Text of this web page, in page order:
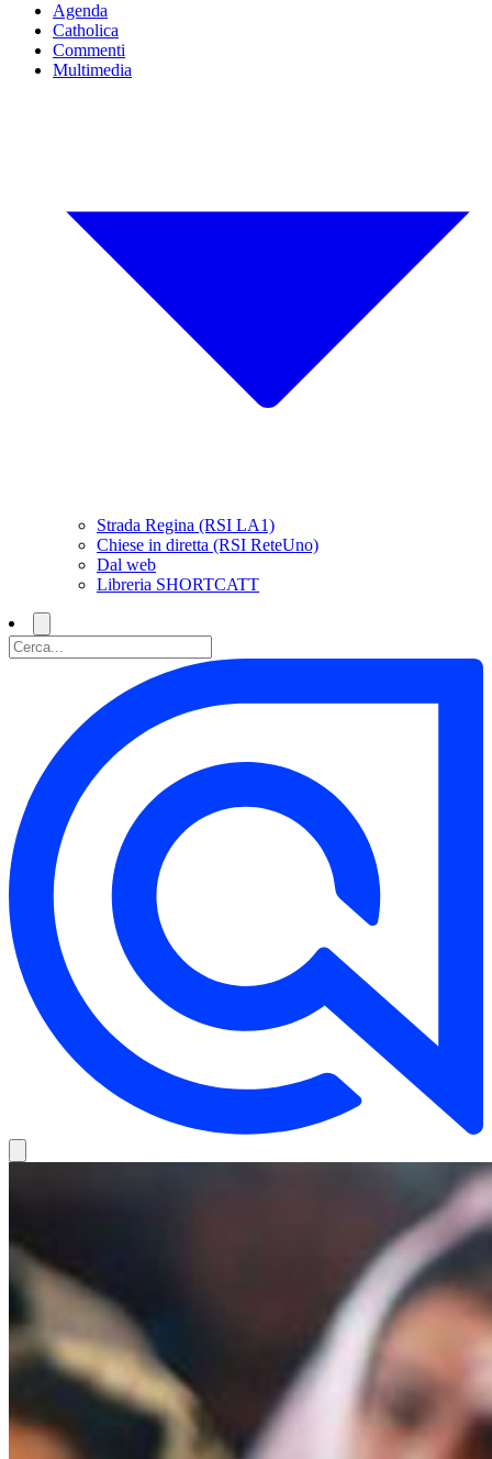
Agenda
Catholica
Commenti
Multimedia
Strada Regina (RSI LA1)
Chiese in diretta (RSI ReteUno)
Dal web
Libreria SHORTCATT